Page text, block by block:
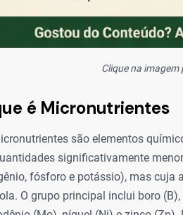
Clique na
é Micronutrientes
são elementos
significativamente
fósforo e potássio), mas cuja
O grupo principal inclui boro